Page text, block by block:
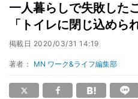
一人暮らしで失敗した
「トイレに閉じ込めら
掲載日 2020/03/31 14:19
著者： MN ワーク&ライフ編集部